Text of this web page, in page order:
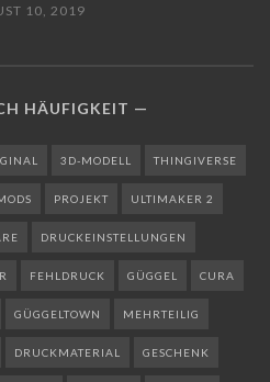
10, 2019
HÄUFIGKEIT
3D-MODELL THINGIVERSE
PROJEKT ULTIMAKER 2
DRUCKEINSTELLUNGEN
FEHLDRUCK GÜGGEL CURA
GÜGGELTOWN MEHRTEILIG
DRUCKMATERIAL GESCHENK